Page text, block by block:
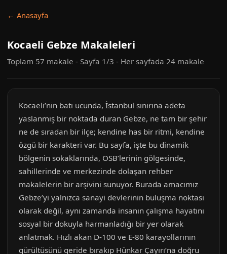
← Anasayfa
Kocaeli Gebze Makaleleri
Toplam 57 makale - Sayfa 1/3 - Her sayfada 24 makale
Kocaeli’nin batı ucunda, İstanbul sınırına adeta
yaslanmış bir noktada duran Gebze, ne tam bir şehir
ne de sıradan bir ilçe; kendine has bir ritmi, kendine
özgü bir karakteri var. Bu sayfa, işte bu dinamik
bölgenin sokaklarında, OSB’lerinin gölgesinde,
sahillerinde ve merkezinde dolaşan rehber
makalelerin bir arşivini sunuyor. Burada amacımız
Gebze’yi yalnızca sanayi devlerinin buluşma noktası
olarak değil, aynı zamanda insanın çalışma hayatını
sosyal bir dokuyla harmanladığı bir yer olarak
anlatmak. Hızlı akan D-100 ve E-80 karayollarının
gürültüsünü geride bırakıp Hünkar Çayırı’na doğru